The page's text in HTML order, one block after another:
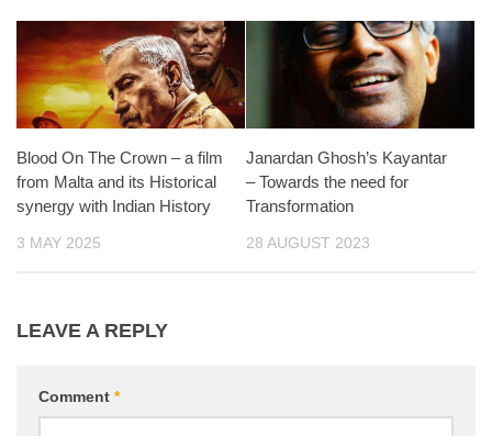
Blood On The Crown – a film
from Malta and its Historical
synergy with Indian History
3 MAY 2025
Janardan Ghosh’s Kayantar
– Towards the need for
Transformation
28 AUGUST 2023
LEAVE A REPLY
Comment *